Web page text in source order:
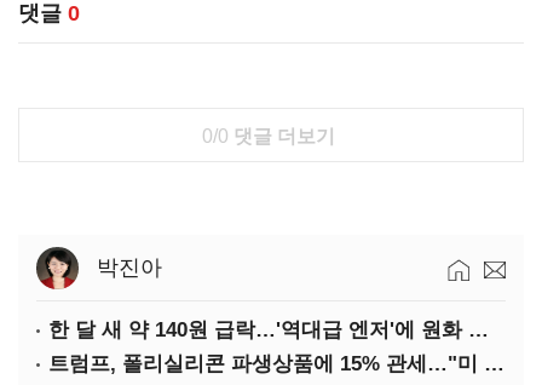
댓글 0
0/0 댓글 더보기
박진아
한 달 새 약 140원 급락…'역대급 엔저'에 원화 변곡점
트럼프, 폴리실리콘 파생상품에 15% 관세…"미 산업 재건"